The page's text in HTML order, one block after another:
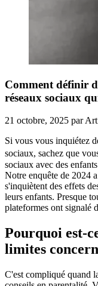
Comment définir
réseaux sociaux
21 octobre, 2025 par
Si vous vous inquiétez
sociaux, sachez que
sociaux avec des
Notre enquête de 2024
s'inquiètent des effets
leurs enfants. Presque
plateformes ont signalé
Pourquoi est-
limites
C'est compliqué quand